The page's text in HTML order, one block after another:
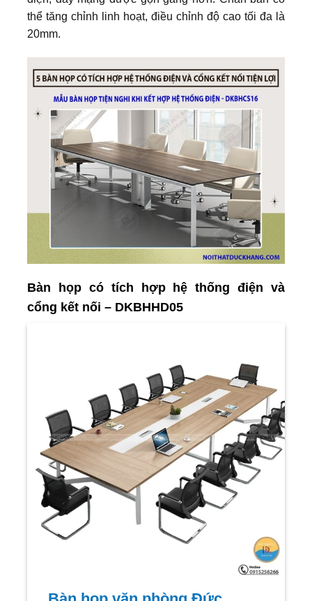
thể tăng chỉnh linh hoạt, điều chỉnh độ cao tối đa là
20mm.
Bàn họp có tích hợp hệ thống điện và
cổng kết nối – DKBHHD05